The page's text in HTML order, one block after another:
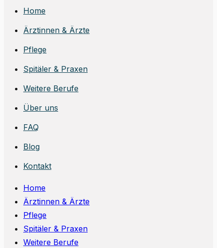
Home
Ärztinnen & Ärzte
Pflege
Spitäler & Praxen
Weitere Berufe
Über uns
FAQ
Blog
Kontakt
Home
Ärztinnen & Ärzte
Pflege
Spitäler & Praxen
Weitere Berufe